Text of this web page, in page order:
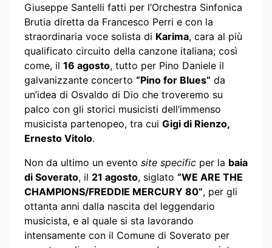
Giuseppe Santelli fatti per l’Orchestra Sinfonica
Brutia diretta da Francesco Perri e con la
straordinaria voce solista di Karima, cara al più
qualificato circuito della canzone italiana; così
come, il 16 agosto, tutto per Pino Daniele il
galvanizzante concerto “Pino for Blues” da
un’idea di Osvaldo di Dio che troveremo su
palco con gli storici musicisti dell’immenso
musicista partenopeo, tra cui Gigi di Rienzo,
Ernesto Vitolo.
Non da ultimo un evento site specific per la baia
di Soverato, il 21 agosto, siglato “WE ARE THE
CHAMPIONS/FREDDIE MERCURY 80”, per gli
ottanta anni dalla nascita del leggendario
musicista, e al quale si sta lavorando
intensamente con il Comune di Soverato per